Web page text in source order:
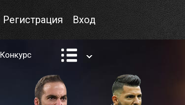
Вход
Регистрация
Конкурс